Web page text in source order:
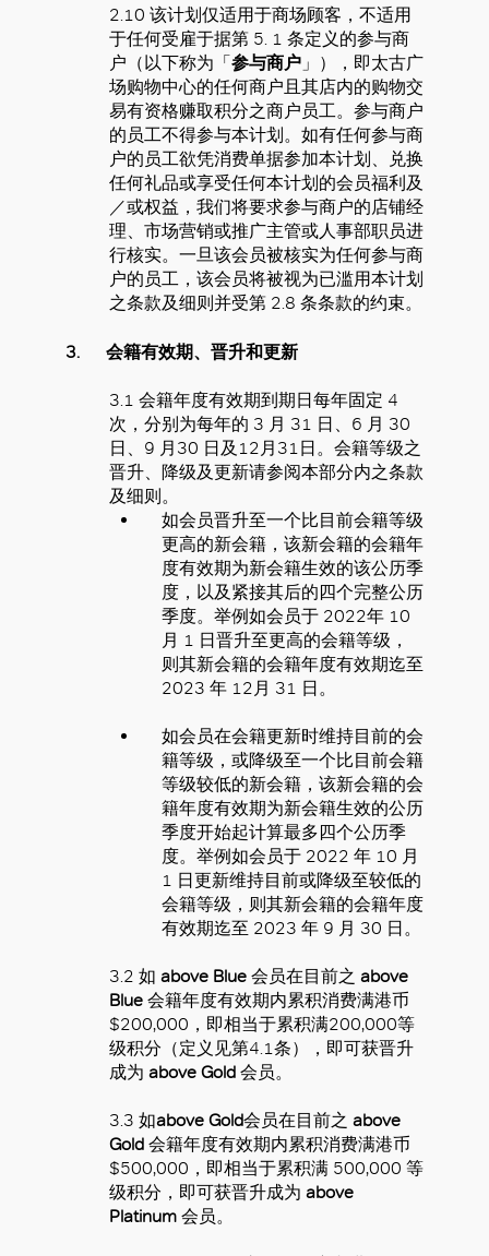
2.10 该计划仅适用于商场顾客，不适用
于任何受雇于据第 5. 1 条定义的参与商
户（以下称为「参与商户 」），即太古广
场购物中心的任何商户且其店内的购物交
易有资格赚取积分之商户员工。参与商户
的员工不得参与本计划。如有任何参与商
户的员工欲凭消费单据参加本计划、兑换
任何礼品或享受任何本计划的会员福利及
／或权益，我们将要求参与商户的店铺经
理、市场营销或推广主管或人事部职员进
行核实。一旦该会员被核实为任何参与商
户的员工，该会员将被视为已滥用本计划
之条款及细则并受第 2.8 条条款的约束。
3. 会籍有效期、晋升和更新
3.1 会籍年度有效期到期日每年固定 4
次，分别为每年的 3 月 31 日、6 月 30
日、9 月30 日及12月31日。会籍等级之
晋升、降级及更新请参阅本部分内之条款
及细则。
如会员晋升至一个比目前会籍等级
更高的新会籍，该新会籍的会籍年
度有效期为新会籍生效的该公历季
度，以及紧接其后的四个完整公历
季度。举例如会员于 2022年 10
月 1 日晋升至更高的会籍等级，
则其新会籍的会籍年度有效期迄至
2023 年 12月 31 日。
如会员在会籍更新时维持目前的会
籍等级，或降级至一个比目前会籍
等级较低的新会籍，该新会籍的会
籍年度有效期为新会籍生效的公历
季度开始起计算最多四个公历季
度。举例如会员于 2022 年 10 月
1 日更新维持目前或降级至较低的
会籍等级，则其新会籍的会籍年度
有效期迄至 2023 年 9 月 30 日。
3.2 如 above Blue 会员在目前之 above
Blue 会籍年度有效期内累积消费满港币
$200,000，即相当于累积满200,000等
级积分（定义见第4.1条），即可获晋升
成为 above Gold 会员。
3.3 如above Gold会员在目前之 above
Gold 会籍年度有效期内累积消费满港币
$500,000，即相当于累积满 500,000 等
级积分，即可获晋升成为 above
Platinum 会员。